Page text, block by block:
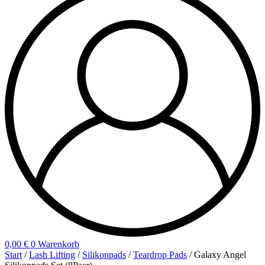
0,00 € 0 Warenkorb
Start /Lash Lifting / Silikonpads /Teardrop Pads / Galaxy Angel